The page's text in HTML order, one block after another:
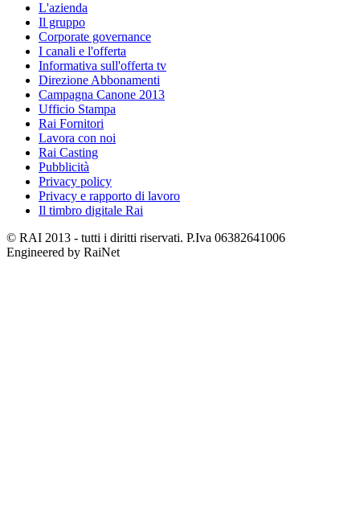
L'azienda
Il gruppo
Corporate governance
I canali e l'offerta
Informativa sull'offerta tv
Direzione Abbonamenti
Campagna Canone 2013
Ufficio Stampa
Rai Fornitori
Lavora con noi
Rai Casting
Pubblicità
Privacy policy
Privacy e rapporto di lavoro
Il timbro digitale Rai
© RAI 2013 - tutti i diritti riservati. P.Iva 06382641006
Engineered by RaiNet